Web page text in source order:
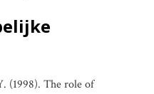
(1998). The role of